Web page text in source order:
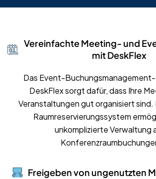
Vereinfachte Meeting- und
mit DeskFlex
Das Event-
DeskFlex sorgt dafür, dass Ihre
Veranstaltungen gut organisiert sind.
Raumreservierungssystem
unkomplizierte Verwaltung
Freigeben von ungenutzten